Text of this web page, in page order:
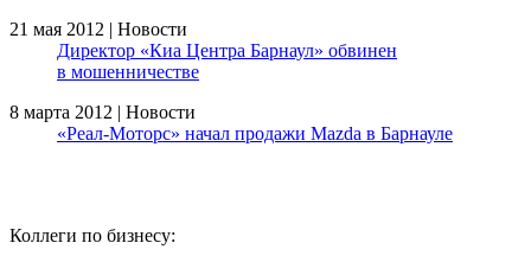
21 мая 2012 | Новости
Директор «Киа Центра Барнаул» обвинен
в мошенничестве
8 марта 2012 | Новости
«Реал-Моторс» начал продажи Mazda в Барнауле
Коллеги по бизнесу: